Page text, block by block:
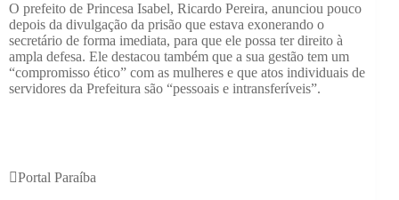
O prefeito de Princesa Isabel, Ricardo Pereira, anunciou pouco
depois da divulgação da prisão que estava exonerando o
secretário de forma imediata, para que ele possa ter direito à
ampla defesa. Ele destacou também que a sua gestão tem um
“compromisso ético” com as mulheres e que atos individuais de
servidores da Prefeitura são “pessoais e intransferíveis”.
Portal Paraíba